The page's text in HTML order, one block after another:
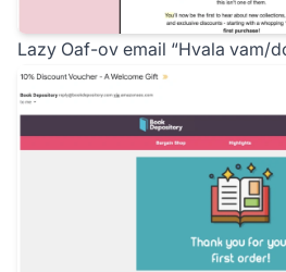
Lazy Oaf-ov email “Hvala vam/